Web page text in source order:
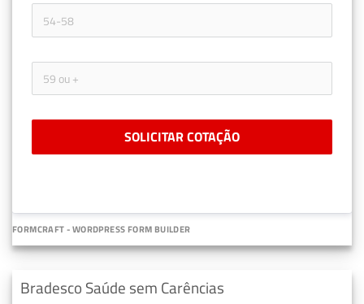
SOLICITAR COTAÇÃO
FORMCRAFT - WORDPRESS FORM BUILDER
Bradesco Saúde sem Carências